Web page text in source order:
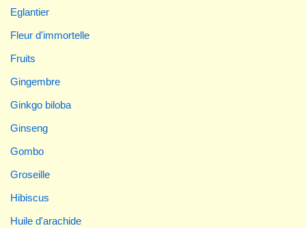
Eglantier
Fleur d'immortelle
Fruits
Gingembre
Ginkgo biloba
Ginseng
Gombo
Groseille
Hibiscus
Huile d'arachide